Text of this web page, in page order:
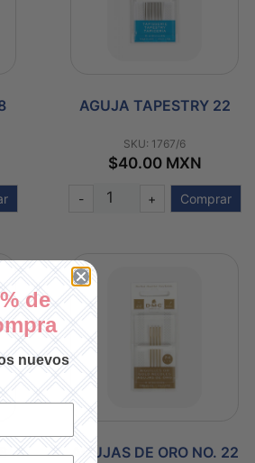
AGUJA TAPESTRY 22
SKU: 1767/6
$40.00 MXN
- + Comprar
AGUJAS DE ORO NO. 22
de
nuevos